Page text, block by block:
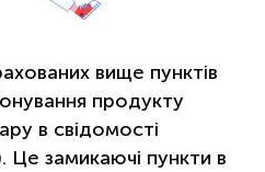
вище пунктів
продукту
в свідомості
Це замикаючі пункти в